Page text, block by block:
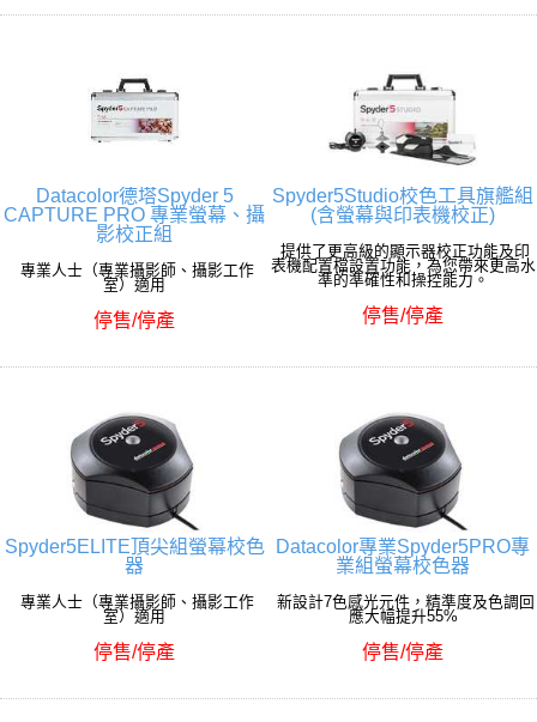
Datacolor德塔Spyder 5
CAPTURE PRO 專業螢幕、攝
影校正組
專業人士（專業攝影師、攝影工作
室）適用
停售/停產
Spyder5Studio校色工具旗艦組
(含螢幕與印表機校正)
提供了更高級的顯示器校正功能及印
表機配置檔設置功能，為您帶來更高水
準的準確性和操控能力。
停售/停產
Spyder5ELITE頂尖組螢幕校色
器
專業人士（專業攝影師、攝影工作
室）適用
停售/停產
Datacolor專業Spyder5PRO專
業組螢幕校色器
新設計7色感光元件，精準度及色調回
應大幅提升55%
停售/停產